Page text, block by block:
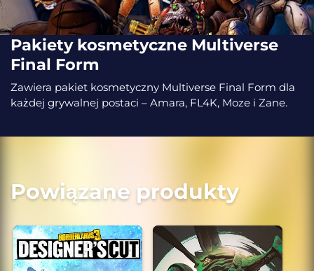
Pakiety kosmetyczne Multiverse
Final Form
Zawiera pakiet kosmetyczny Multiverse Final Form dla
każdej grywalnej postaci – Amara, FL4K, Moze i Zane.
Powiązane produkty